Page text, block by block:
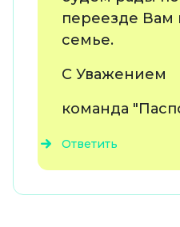
переезде Вам
семье.
С Уважением
команда
Ответить